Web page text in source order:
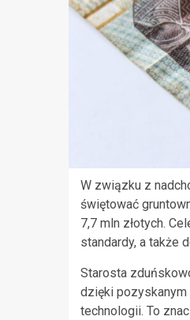
W związku z
świętować
7,7 mln złotych.
standardy, a także
Starosta
dzięki
technologii. To